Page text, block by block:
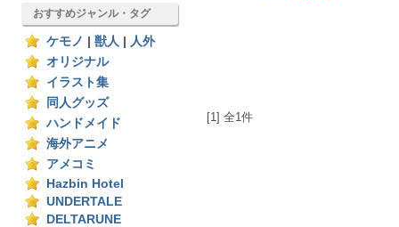
おすすめジャンル・タグ
ケモノ 獣人
人外
オリジナル
イラスト集
同人グッズ
ハンドメイド
海外アニメ
アメコミ
Hazbin Hotel
UNDERTALE
DELTARUNE
[1] 全1件